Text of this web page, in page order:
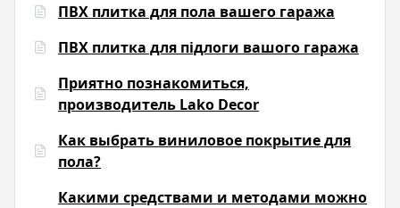
ПВХ плитка для пола вашего гаража
ПВХ плитка для підлоги вашого гаража
Приятно познакомиться,
производитель Lako Decor
Как выбрать виниловое покрытие для
пола?
Какими средствами и методами можно